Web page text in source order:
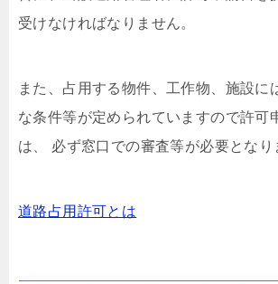
受けなければなりません。
また、占用する物件、工作物、施設に
な条件等が定められていますので許可
は、 必ず窓口での審査等が必要となり
道路占用許可とは